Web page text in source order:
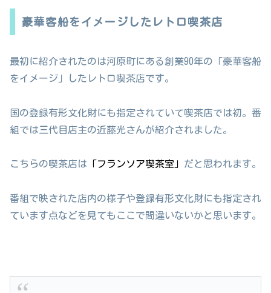
豪華客船をイメージしたレトロ喫茶店
最初に紹介されたのは河原町にある創業90年の「豪華客船
をイメージ」したレトロ喫茶店です。
国の登録有形文化財にも指定されていて喫茶店では初。番
組では三代目店主の近藤光さんが紹介されました。
こちらの喫茶店は 「フランソア喫茶室」 だと思われます。
番組で映された店内の様子や登録有形文化財にも指定され
ています点などを見てもここで間違いないかと思います。